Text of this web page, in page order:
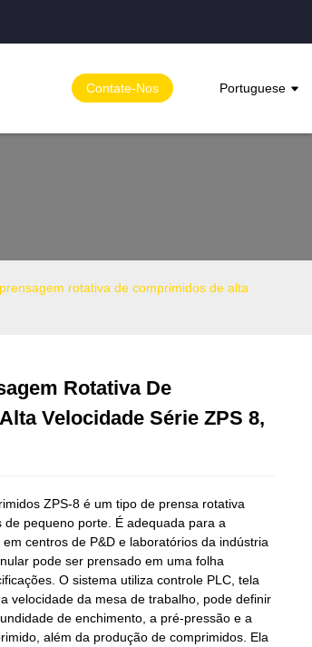
Contate-Nos Portuguese
rotativa de comprimidos de alta
Rotativa De
Velocidade Série ZPS 8,
ZPS-8 é um tipo de prensa rotativa
pequeno porte. É adequada para a
centros de P&D e laboratórios da indústria
pode ser prensado em uma folha
O sistema utiliza controle PLC, tela
velocidade da mesa de trabalho, pode definir
de enchimento, a pré-pressão e a
além da produção de comprimidos. Ela